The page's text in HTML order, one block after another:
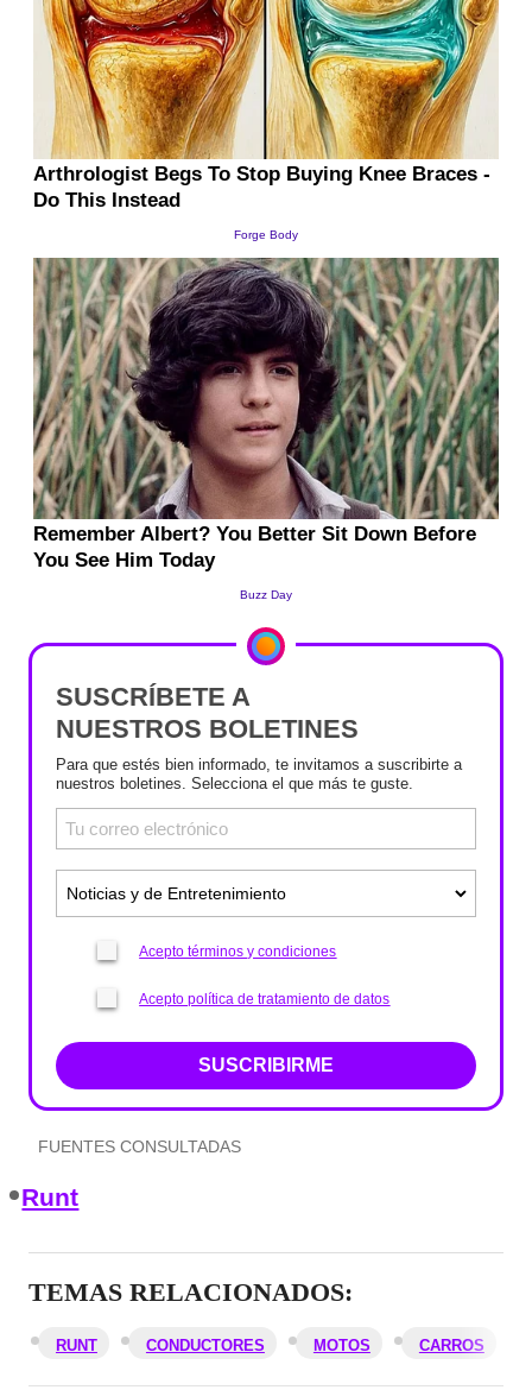
SUSCRÍBETE A
NUESTROS BOLETINES
Para que estés bien informado, te invitamos a suscribirte a
nuestros boletines. Selecciona el que más te guste.
Acepto términos y condiciones
Acepto política de tratamiento de datos
SUSCRIBIRME
FUENTES CONSULTADAS
Runt
TEMAS RELACIONADOS:
RUNT CONDUCTORES MOTOS CARROS